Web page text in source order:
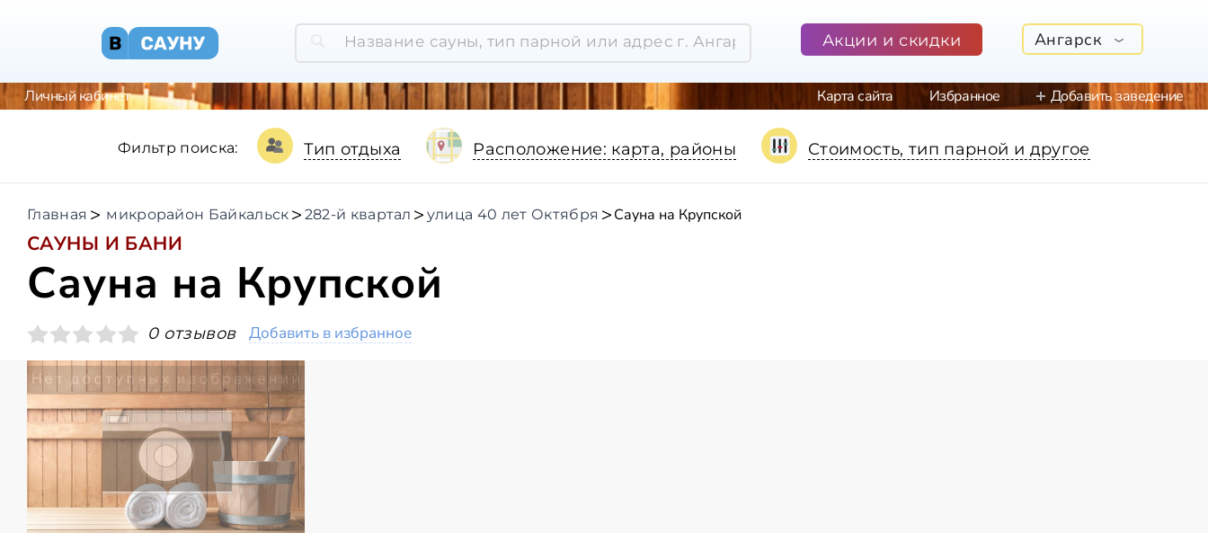
Акции и скидки Ангарск
Личный кабинет Карта сайта Избранное Добавить заведение
Фильтр поиска: Тип отдыха Расположение: карта, районы Стоимость, тип парной и другое
Главная микрорайон Байкальск 282-й квартал улица 40 лет Октября Сауна на Крупской
САУНЫ И БАНИ
Сауна на Крупской
0 отзывов Добавить в избранное